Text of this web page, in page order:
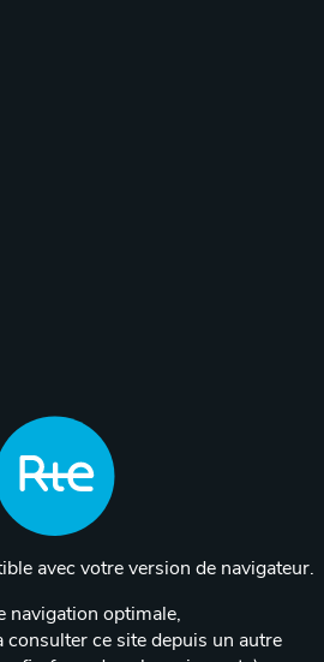
avec votre version de navigateur.
navigation optimale,
ce site depuis un autre